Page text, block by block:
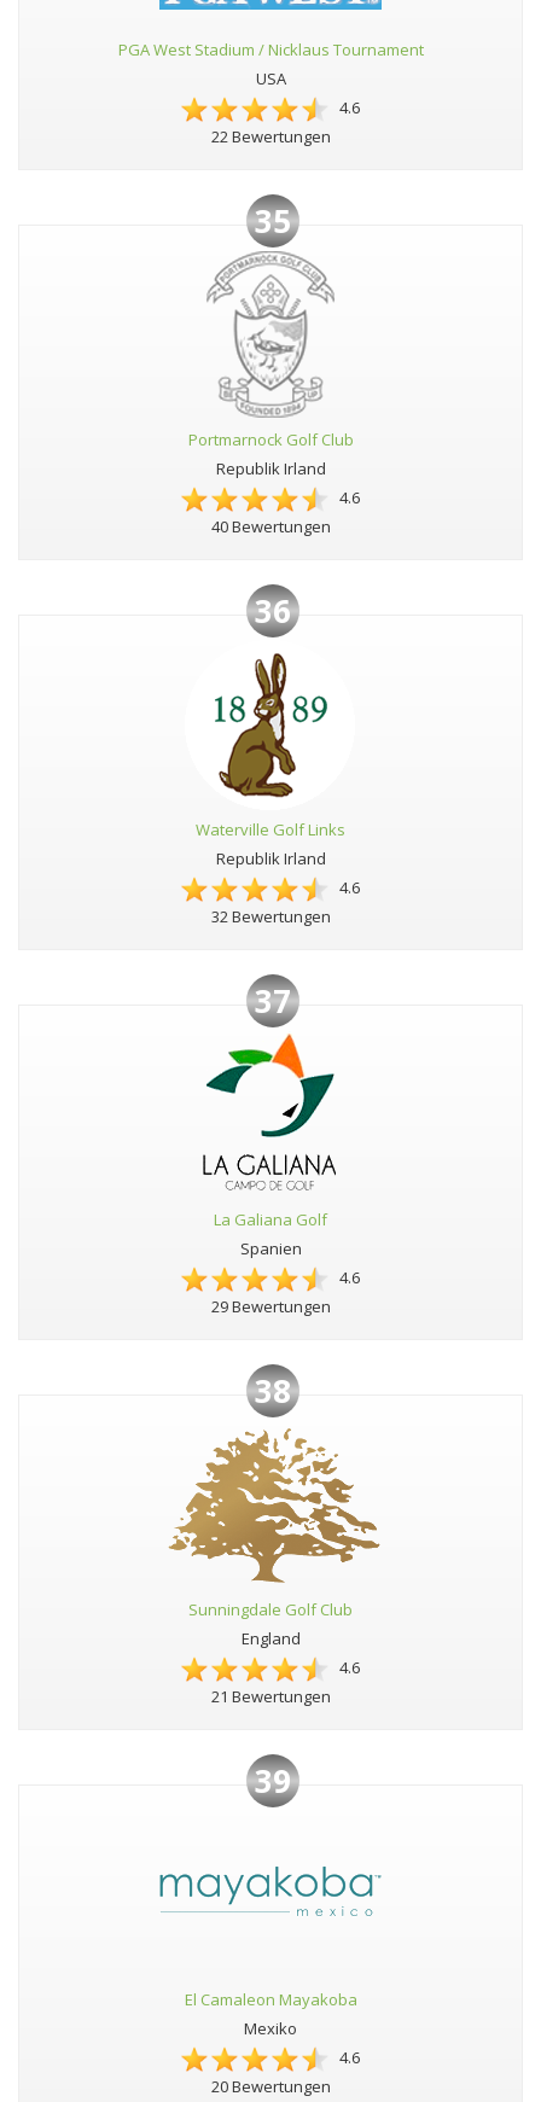
PGA West Stadium / Nicklaus Tournament
USA
4.6
22 Bewertungen
35
Portmarnock Golf Club
Republik Irland
4.6
40 Bewertungen
36
Waterville Golf Links
Republik Irland
4.6
32 Bewertungen
37
La Galiana Golf
Spanien
4.6
29 Bewertungen
38
Sunningdale Golf Club
England
4.6
21 Bewertungen
39
El Camaleon Mayakoba
Mexiko
4.6
20 Bewertungen